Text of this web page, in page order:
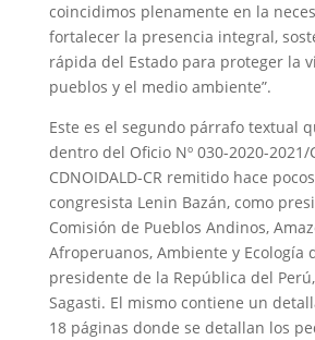
coincidimos plenamente en la
fortalecer la presencia integral,
rápida del Estado para proteger la
pueblos y el medio ambiente”.
Este es el segundo párrafo textual
dentro del Oficio Nº 030-2020-2021/
CDNOIDALD-CR remitido hace
congresista Lenin Bazán, como
Comisión de Pueblos Andinos,
Afroperuanos, Ambiente y Ecología
presidente de la República del
Sagasti. El mismo contiene un
18 páginas donde se detallan los